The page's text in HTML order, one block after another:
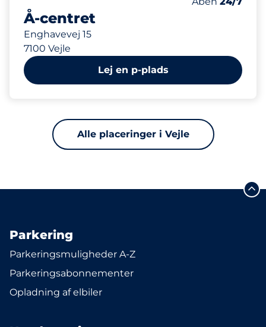
Å-centret
Enghavevej 15
7100 Vejle
Lej en p-plads
Alle placeringer i Vejle
Parkering
Parkeringsmuligheder A-Z
Parkeringsabonnementer
Opladning af elbiler